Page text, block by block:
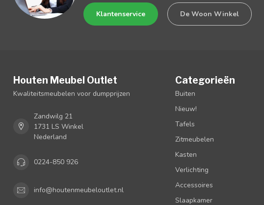
Klantenservice De Woon Winkel
Houten Meubel Outlet
Kwaliteitsmeubelen voor dumpprijzen
Zandwilg 21
1731 LS Winkel
Nederland
0224-850 926
info@houtenmeubeloutlet.nl
Categorieën
Buiten
Nieuw!
Tafels
Zitmeubelen
Kasten
Verlichting
Accessoires
Slaapkamer